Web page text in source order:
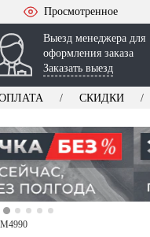
Просмотренное
Выезд менеджера для
оформления заказа
Заказать выезд
СКИДКИ